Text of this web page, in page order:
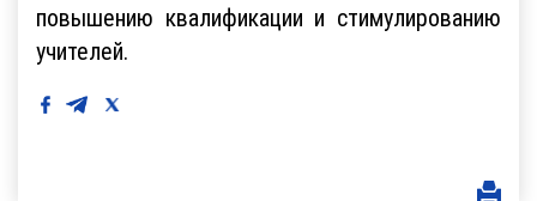
повышению квалификации и стимулированию
учителей.